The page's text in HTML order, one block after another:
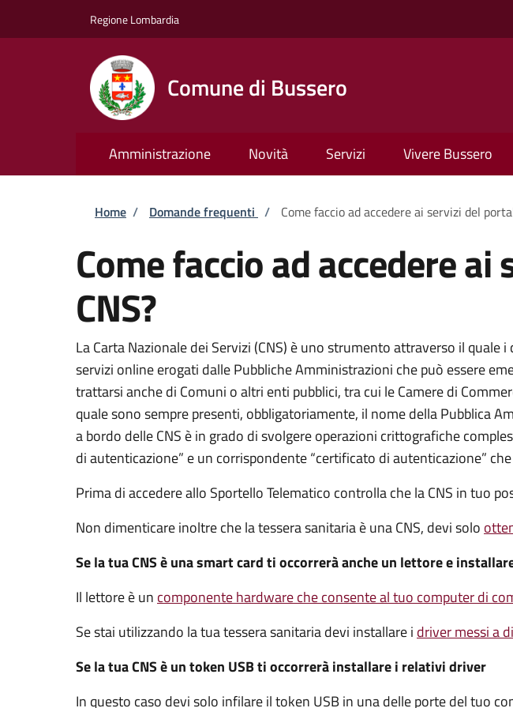
Regione Lombardia
Comune di Bussero
Amministrazione Novità Servizi Vivere Bussero
Briciole di pane
Home / Domande frequenti / Come faccio ad accedere ai servizi del
Come faccio ad accedere
CNS?
La Carta Nazionale dei Servizi (CNS) è uno strumento attraverso il
servizi online erogati dalle Pubbliche Amministrazioni che può essere
trattarsi anche di Comuni o altri enti pubblici, tra cui le Camere di
quale sono sempre presenti, obbligatoriamente, il nome della Pubblica
a bordo delle CNS è in grado di svolgere operazioni crittografiche
di autenticazione” e un corrispondente “certificato di autenticazione”
Prima di accedere allo Sportello Telematico controlla che la CNS in tuo
Non dimenticare inoltre che la tessera sanitaria è una CNS, devi solo
Se la tua CNS è una smart card ti occorrerà anche un lettore e
Il lettore è un componente hardware che consente al tuo computer di
Se stai utilizzando la tua tessera sanitaria devi installare i drivermessi a
Se la tua CNS è un token USB ti occorrerà installare i relativi driver
In questo caso devi solo infilare il token USB in una delle porte del tuo